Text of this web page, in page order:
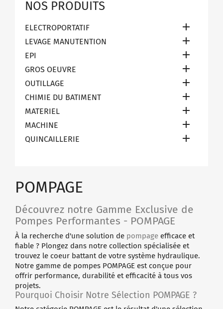
NOS PRODUITS
ELECTROPORTATIF 
LEVAGE MANUTENTION 
EPI 
GROS OEUVRE 
OUTILLAGE 
CHIMIE DU BATIMENT 
MATERIEL 
MACHINE 
QUINCAILLERIE 
POMPAGE
Découvrez notre Gamme Exclusive de
Pompes Performantes - POMPAGE
À la recherche d'une solution de pompage efficace et
fiable ? Plongez dans notre collection spécialisée et
trouvez le coeur battant de votre système hydraulique.
Notre gamme de pompes POMPAGE est conçue pour
offrir performance, durabilité et efficacité à tous vos
projets.
Pourquoi Choisir Notre Sélection POMPAGE ?